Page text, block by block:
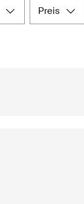
preis